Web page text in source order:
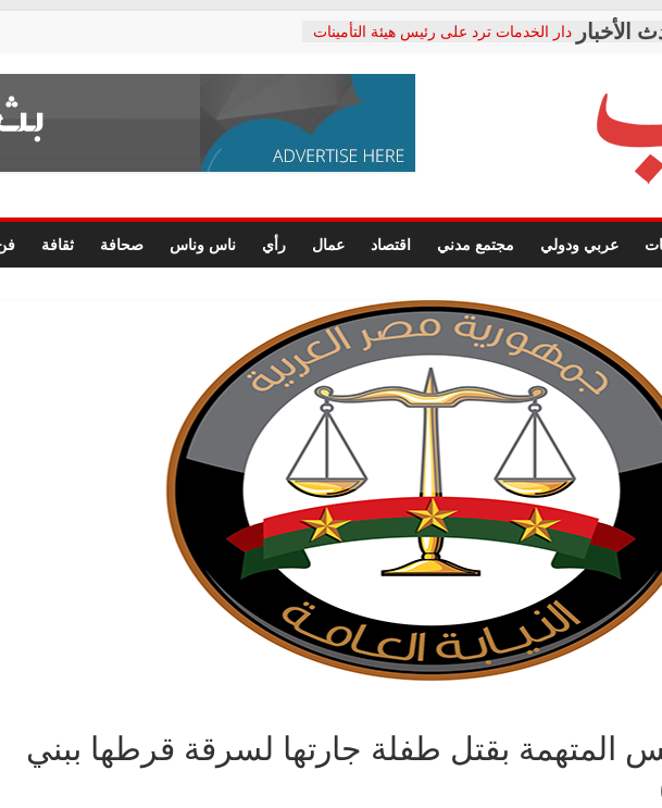
دار الخدمات ترد على رئيس هيئة التأمينات
معاناة أصحاب المعاشات.. ونطالب بكشف
فرحات سليمان يكتب: القطاع الصحي إلى
حزب التحالف الشعبي يطلق لجنة “الحق
صور .. اعتماد الرسومات النهائية للقرار
الوزاري لمدينة الصحفيين.. وانتهاء أعمال
إنشاء المبنى الإداري
متابعة قضية الدكتور محمد زهران.. ويؤكد:
قرينة البراءة وضمانات المحاكمة العادلة
حق أصيل
عربي ودولي مجتمع مدني اقتصاد عمال رأي ناس وناس صحافة ثقافة
المتهمة بقتل طفلة جارتها لسرقة قرطها ببني